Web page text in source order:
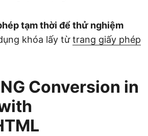
tạm thời để thử nghiệm
khóa lấy từtrang giấy phép
Conversion in